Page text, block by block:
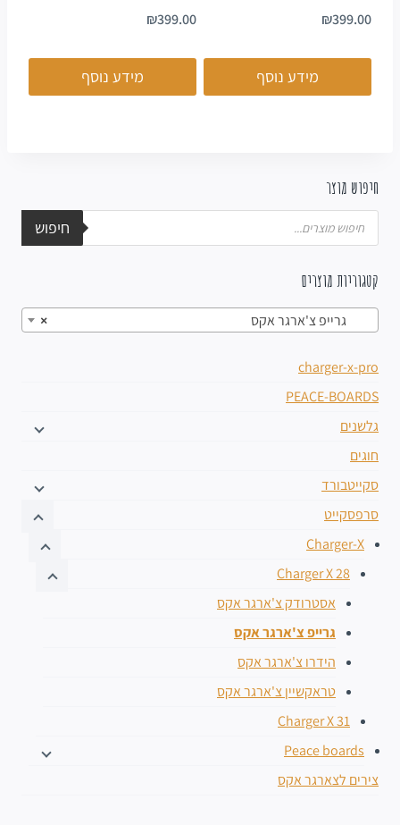
₪399.00
מידע נוסף
₪399.00
מידע נוסף
חיפוש מוצר
חיפוש
קטגוריות מוצרים
× גרייפ צ'ארגר אקס
charger-x-pro
PEACE-BOARDS
גלשנים
חוגים
סקייטבורד
סרפסקייט
Charger-X
Charger X 28
אסטרודק צ'ארגר אקס
גרייפ צ'ארגר אקס
הידרו צ'ארגר אקס
טראקשיין צ'ארגר אקס
Charger X 31
Peace boards
צירים לצארגר אקס